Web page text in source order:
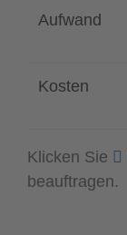
Aufwand
Kosten
Klicken Sie
beauftragen.